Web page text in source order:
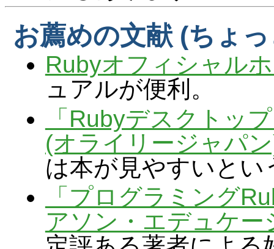
お薦めの文献 (ちょ
Rubyオフィシャル
ュアルが便利。
「Rubyデスクトッ
(オライリージャパ
は本が見やすいとい
「プログラミング
アソン・エデュケー